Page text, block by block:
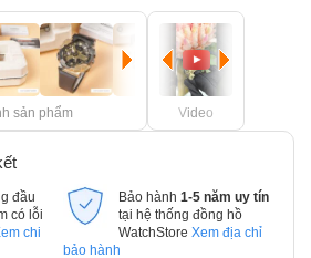
sản phẩm Video
đầu
có lỗi
chi
Bảo hành 1-5 năm uy tín
tại hệ thống đồng hồ
WatchStore Xem địa chỉ
bảo hành